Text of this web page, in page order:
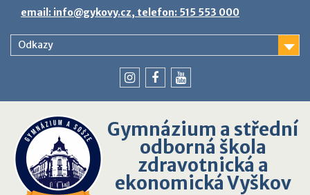
content
email: info@gykovy.cz, telefon: 515 553 000
Odkazy
Gymnázium a střední
odborná škola
zdravotnická a
ekonomická Vyškov